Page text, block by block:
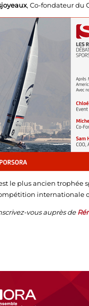
, Co-fondateur du
est le plus ancien
internationale
vous auprès de